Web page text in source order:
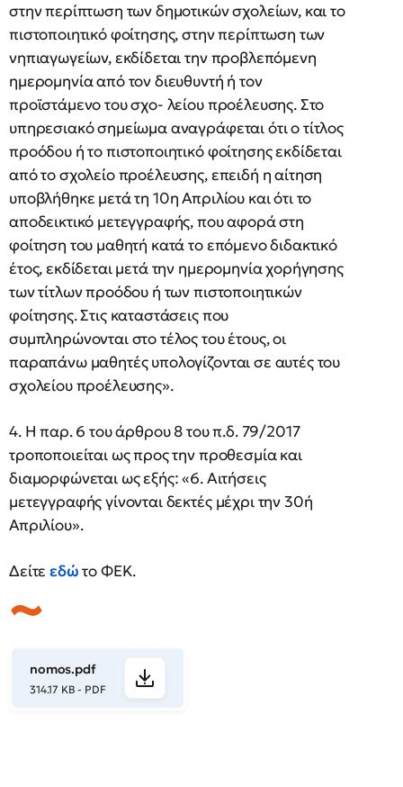
στην περίπτωση των δημοτικών σχολείων, και το
πιστοποιητικό φοίτησης, στην περίπτωση των
νηπιαγωγείων, εκδίδεται την προβλεπόμενη
ημερομηνία από τον διευθυντή ή τον
προϊστάμενο του σχο- λείου προέλευσης. Στο
υπηρεσιακό σημείωμα αναγράφεται ότι ο τίτλος
προόδου ή το πιστοποιητικό φοίτησης εκδίδεται
από το σχολείο προέλευσης, επειδή η αίτηση
υποβλήθηκε μετά τη 10η Απριλίου και ότι το
αποδεικτικό μετεγγραφής, που αφορά στη
φοίτηση του μαθητή κατά το επόμενο διδακτικό
έτος, εκδίδεται μετά την ημερομηνία χορήγησης
των τίτλων προόδου ή των πιστοποιητικών
φοίτησης. Στις καταστάσεις που
συμπληρώνονται στο τέλος του έτους, οι
παραπάνω μαθητές υπολογίζονται σε αυτές του
σχολείου προέλευσης».
4. Η παρ. 6 του άρθρου 8 του π.δ. 79/2017
τροποποιείται ως προς την προθεσμία και
διαμορφώνεται ως εξής: «6. Αιτήσεις
μετεγγραφής γίνονται δεκτές μέχρι την 30ή
Απριλίου».
Δείτεεδώτο ΦΕΚ.
nomos.pdf
314.17 KB - PDF